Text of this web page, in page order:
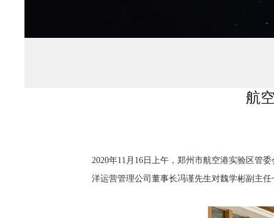
航
2020年11月16日上午，郑州市航空港实验区管
洋运营管理公司董事长冯谨先生对魏学彬副主